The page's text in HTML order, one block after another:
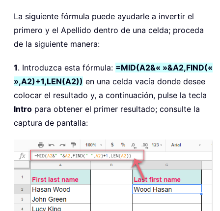
La siguiente fórmula puede ayudarle a invertir el
primero y el Apellido dentro de una celda; proceda
de la siguiente manera:
1. Introduzca esta fórmula: =MID(A2&« »&A2,FIND(«
»,A2)+1,LEN(A2)) en una celda vacía donde desee
colocar el resultado y, a continuación, pulse la tecla
Intro para obtener el primer resultado; consulte la
captura de pantalla: